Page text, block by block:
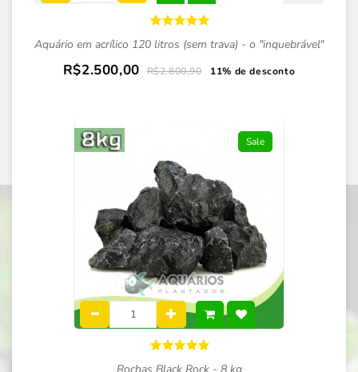
Aquário em acrílico 120 litros (sem trava) - o "inquebrável"
R$2.500,00 R$2.800,90 11% de desconto
Sale